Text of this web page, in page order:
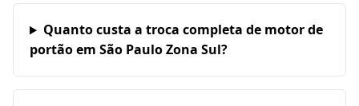
Quanto custa a troca completa de motor de
portão em São Paulo Zona Sul?